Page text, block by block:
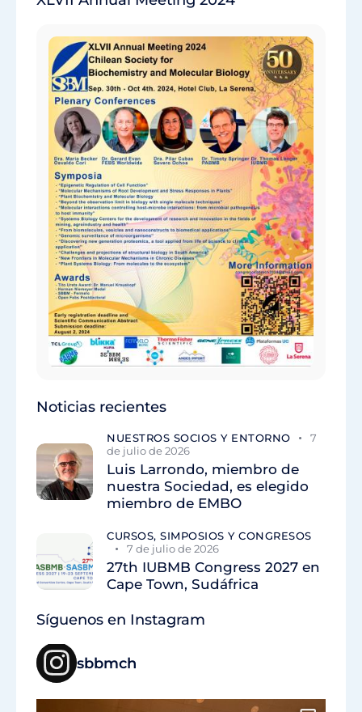
Noticias recientes
NUESTROS SOCIOS Y ENTORNO
7
de julio de 2026
Luis Larrondo, miembro de
nuestra Sociedad, es elegido
miembro de EMBO
CURSOS, SIMPOSIOS Y CONGRESOS
7 de julio de 2026
27th IUBMB Congress 2027 en
Cape Town, Sudáfrica
Síguenos en Instagram
sbbmch